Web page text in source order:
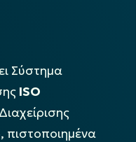
Σύστημα
ISO
, πιστοποιημένα